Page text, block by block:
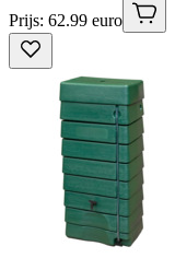
Prijs: 62.99 euro